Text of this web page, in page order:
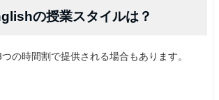
の授業スタイルは？
の時間割で提供される場合もあります。